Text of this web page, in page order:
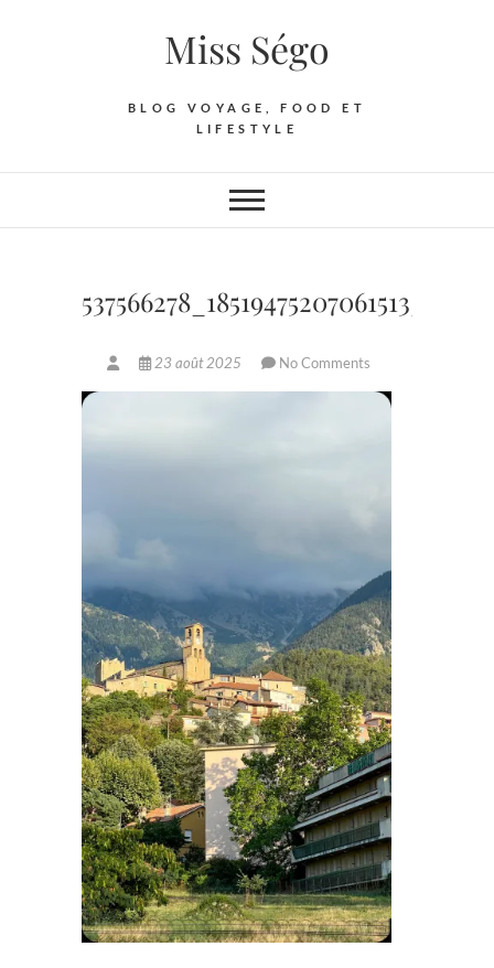
Miss Ségo
BLOG VOYAGE, FOOD ET
LIFESTYLE
23 août 2025 No Comments